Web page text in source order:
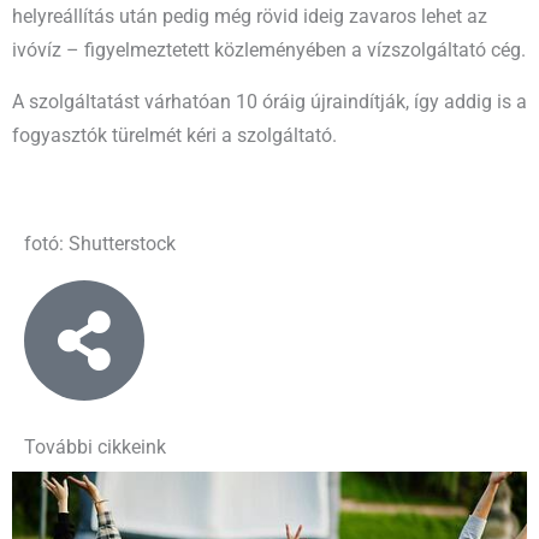
helyreállítás után pedig még rövid ideig zavaros lehet az
ivóvíz – figyelmeztetett közleményében a vízszolgáltató cég.
A szolgáltatást várhatóan 10 óráig újraindítják, így addig is a
fogyasztók türelmét kéri a szolgáltató.
fotó: Shutterstock
További cikkeink